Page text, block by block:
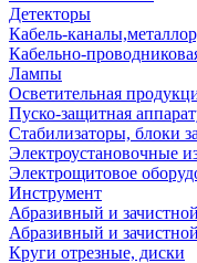
Детекторы
Кабель-
Кабельно-
Лампы
Осветительная
Пуско-защитная
Стабилизаторы, блоки
Электроустановочные
Электрощитовое
Инструмент
Абразивный и
Абразивный и
Круги отрезные, диски